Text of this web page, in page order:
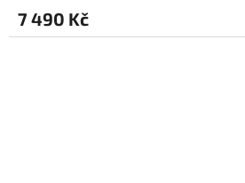
7 490 Kč